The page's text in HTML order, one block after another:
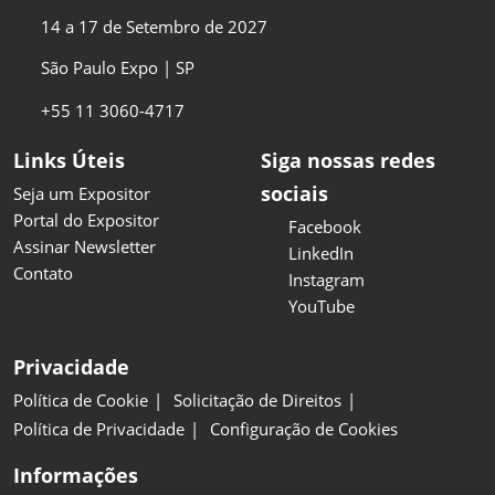
14 a 17 de Setembro de 2027
São Paulo Expo | SP
+55 11 3060-4717
Links Úteis
Seja um Expositor
Portal do Expositor
Assinar Newsletter
Contato
Siga nossas redes
sociais
Facebook
LinkedIn
Instagram
YouTube
Privacidade
Política de Cookie
Solicitação de Direitos
Política de Privacidade
Configuração de Cookies
Informações